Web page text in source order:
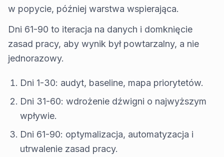
w popycie, później warstwa wspierająca.
Dni 61-90 to iteracja na danych i domknięcie
zasad pracy, aby wynik był powtarzalny, a nie
jednorazowy.
Dni 1-30: audyt, baseline, mapa priorytetów.
Dni 31-60: wdrożenie dźwigni o najwyższym
wpływie.
Dni 61-90: optymalizacja, automatyzacja i
utrwalenie zasad pracy.